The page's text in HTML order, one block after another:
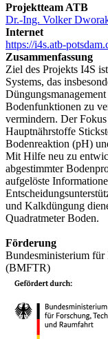
Projektteam ATB
Dr.-Ing. Volker
Internet
https://i4s.atb-
Zusammenfassung
Ziel des Projekts I4S
Systems, das
Bodenfunktionen zu
vermindern. Der
Hauptnährstoffe
Bodenreaktion (pH)
Mit Hilfe neu zu
abgestimmter
aufgelöste
und Kalkdüngung
Quadratmeter Boden.
Förderung
Bundesministerium für
(BMFTR)